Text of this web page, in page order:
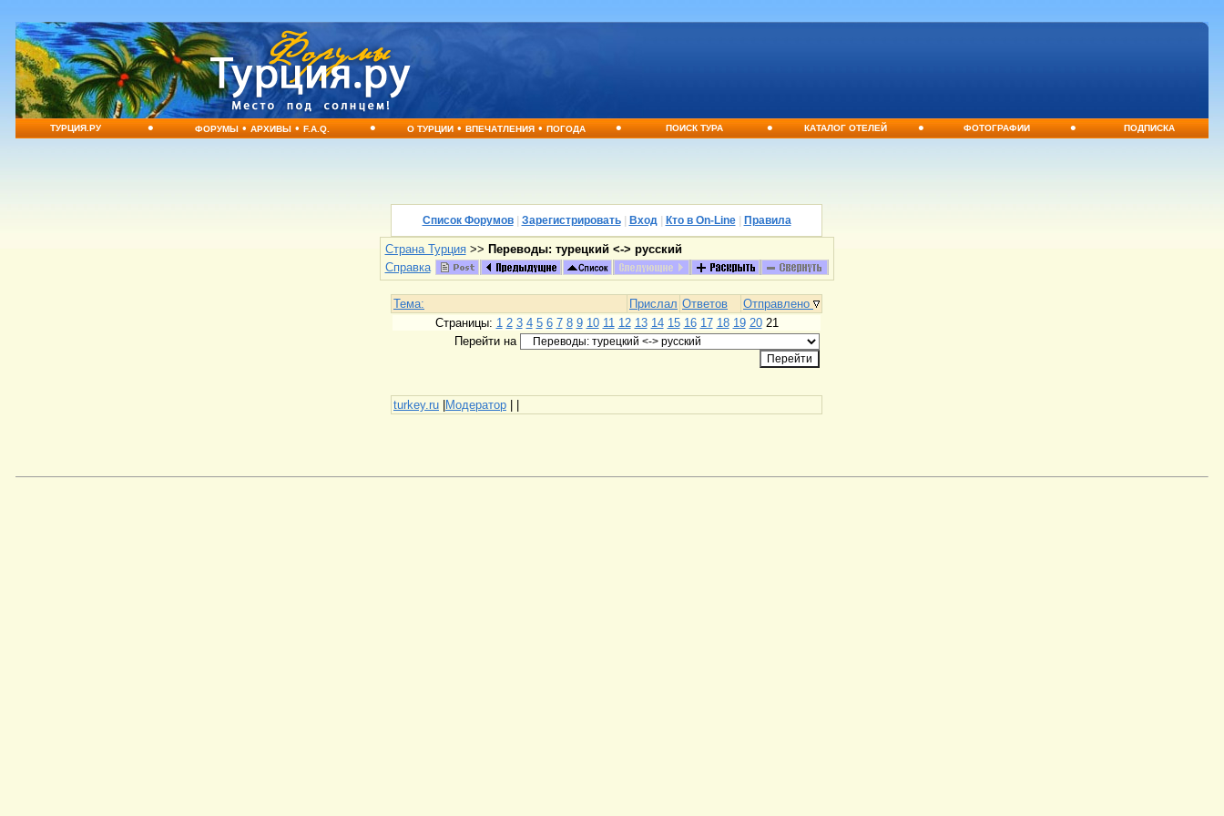
ТУРЦИЯ.РУ • ФОРУМЫ•АРХИВЫ•F.A.Q. • О ТУРЦИИ•ВПЕЧАТЛЕНИЯ•ПОГОДА • ПОИСК ТУРА • КАТАЛОГ ОТЕЛЕЙ • ФОТОГРАФИИ • ПОДПИСКА
Список Форумов| Зарегистрировать| Вход| Кто в On-Line| Правила
Страна Турция>> Переводы: турецкий <-> русский
Справка
Тема: Прислал Ответов
Отправлено
Страницы: 1 2 3 4 5 6 7 8 9 10 11 12 13 14 15 16 17 18 19 2021
Перейти на
turkey.ru |Модератор | |